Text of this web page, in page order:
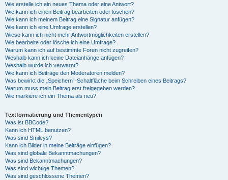
Wie erstelle ich ein neues Thema oder eine Antwort?
Wie kann ich einen Beitrag bearbeiten oder löschen?
Wie kann ich meinem Beitrag eine Signatur anfügen?
Wie kann ich eine Umfrage erstellen?
Wieso kann ich nicht mehr Antwortmöglichkeiten erstellen?
Wie bearbeite oder lösche ich eine Umfrage?
Warum kann ich auf bestimmte Foren nicht zugreifen?
Weshalb kann ich keine Dateianhänge anfügen?
Weshalb wurde ich verwarnt?
Wie kann ich Beiträge den Moderatoren melden?
Was bewirkt die „Speichern“-Schaltfläche beim Schreiben eines Beitrags?
Warum muss mein Beitrag erst freigegeben werden?
Wie markiere ich ein Thema als neu?
Textformatierung und Thementypen
Was ist BBCode?
Kann ich HTML benutzen?
Was sind Smileys?
Kann ich Bilder in meine Beiträge einfügen?
Was sind globale Bekanntmachungen?
Was sind Bekanntmachungen?
Was sind wichtige Themen?
Was sind geschlossene Themen?